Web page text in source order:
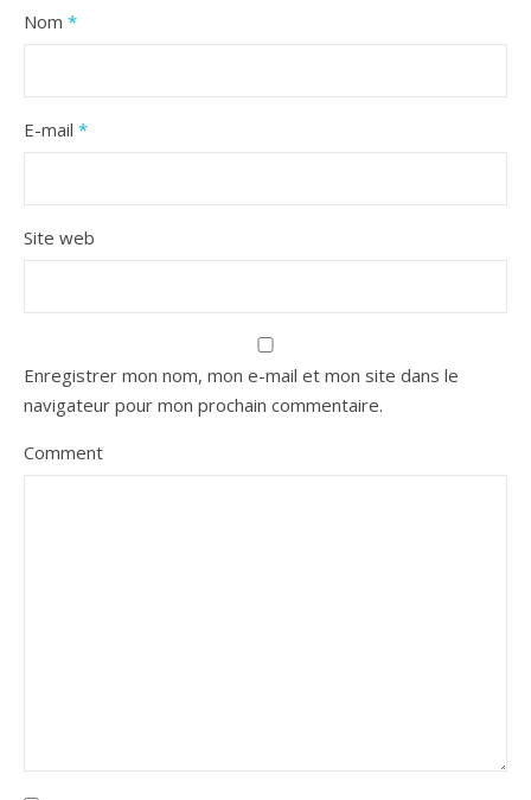
Nom *
E-mail *
Site web
Enregistrer mon nom, mon e-mail et mon site dans le
navigateur pour mon prochain commentaire.
Comment